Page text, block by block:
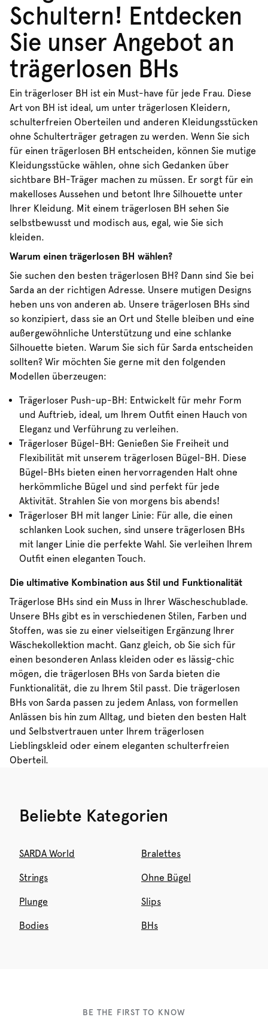
Schultern! Entdecken
Sie unser Angebot an
trägerlosen BHs
Ein trägerloser BH ist ein Must-have für jede Frau. Diese
Art von BH ist ideal, um unter trägerlosen Kleidern,
schulterfreien Oberteilen und anderen Kleidungsstücken
ohne Schulterträger getragen zu werden. Wenn Sie sich
für einen trägerlosen BH entscheiden, können Sie mutige
Kleidungsstücke wählen, ohne sich Gedanken über
sichtbare BH-Träger machen zu müssen. Er sorgt für ein
makelloses Aussehen und betont Ihre Silhouette unter
Ihrer Kleidung. Mit einem trägerlosen BH sehen Sie
selbstbewusst und modisch aus, egal, wie Sie sich
kleiden.
Warum einen trägerlosen BH wählen?
Sie suchen den besten trägerlosen BH? Dann sind Sie bei
Sarda an der richtigen Adresse. Unsere mutigen Designs
heben uns von anderen ab. Unsere trägerlosen BHs sind
so konzipiert, dass sie an Ort und Stelle bleiben und eine
außergewöhnliche Unterstützung und eine schlanke
Silhouette bieten. Warum Sie sich für Sarda entscheiden
sollten? Wir möchten Sie gerne mit den folgenden
Modellen überzeugen:
Trägerloser Push-up-BH: Entwickelt für mehr Form
und Auftrieb, ideal, um Ihrem Outfit einen Hauch von
Eleganz und Verführung zu verleihen.
Trägerloser Bügel-BH: Genießen Sie Freiheit und
Flexibilität mit unserem trägerlosen Bügel-BH. Diese
Bügel-BHs bieten einen hervorragenden Halt ohne
herkömmliche Bügel und sind perfekt für jede
Aktivität. Strahlen Sie von morgens bis abends!
Trägerloser BH mit langer Linie: Für alle, die einen
schlanken Look suchen, sind unsere trägerlosen BHs
mit langer Linie die perfekte Wahl. Sie verleihen Ihrem
Outfit einen eleganten Touch.
Die ultimative Kombination aus Stil und Funktionalität
Trägerlose BHs sind ein Muss in Ihrer Wäscheschublade.
Unsere BHs gibt es in verschiedenen Stilen, Farben und
Stoffen, was sie zu einer vielseitigen Ergänzung Ihrer
Wäschekollektion macht. Ganz gleich, ob Sie sich für
einen besonderen Anlass kleiden oder es lässig-chic
mögen, die trägerlosen BHs von Sarda bieten die
Funktionalität, die zu Ihrem Stil passt. Die trägerlosen
BHs von Sarda passen zu jedem Anlass, von formellen
Anlässen bis hin zum Alltag, und bieten den besten Halt
und Selbstvertrauen unter Ihrem trägerlosen
Lieblingskleid oder einem eleganten schulterfreien
Oberteil.
Beliebte Kategorien
SARDA World Bralettes
Strings Ohne Bügel
Plunge Slips
Bodies BHs
BE THE FIRST TO KNOW